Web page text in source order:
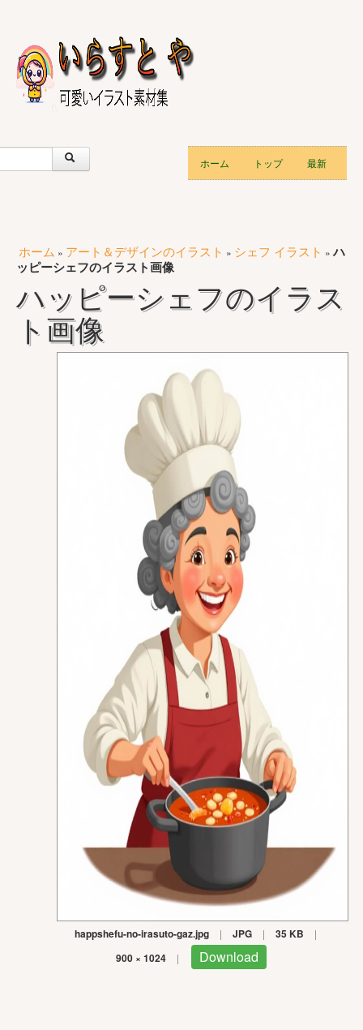
ホーム トップ 最新
ホーム » アート＆デザインのイラスト » シェフ イラスト »ハ
ッピーシェフのイラスト画像
ハッピーシェフのイラス
ト画像
happshefu-no-irasuto-gaz.jpg | JPG | 35 KB |
900 × 1024 | Download